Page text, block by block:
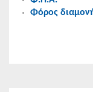
Φόρος